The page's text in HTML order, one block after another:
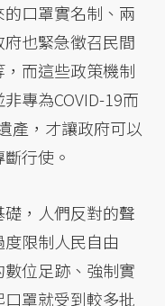
口罩實名制、兩
也緊急徵召民間
而這些政策機制
專為COVID-19而
產，才讓政府可以
行使。
，人們反對的聲
限制人民自由
數位足跡、強制實
罩就受到較多批